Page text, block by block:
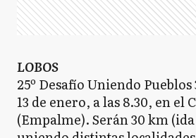
LOBOS
25º Desafío Uniendo Pueblos
13 de enero, a las 8.30, en el
(Empalme). Serán 30 km